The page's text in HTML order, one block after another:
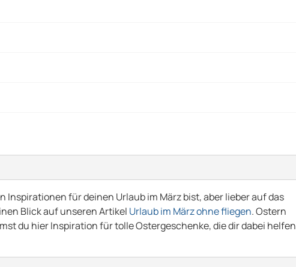
Inspirationen für deinen Urlaub im März bist, aber lieber auf das
Blick auf unseren Artikel Urlaub im März ohne fliegen. Ostern
du hier Inspiration für tolle Ostergeschenke, die dir dabei helfen